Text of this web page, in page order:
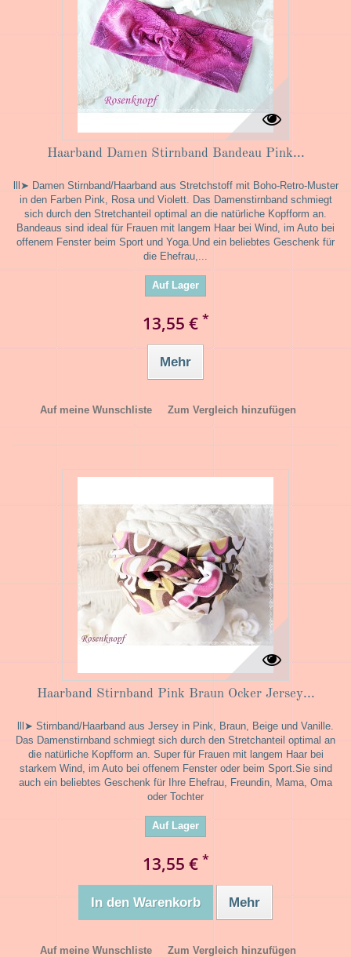
Haarband Damen Stirnband Bandeau Pink...
lll➤ Damen Stirnband/Haarband aus Stretchstoff mit Boho-Retro-Muster
in den Farben Pink, Rosa und Violett. Das Damenstirnband schmiegt
sich durch den Stretchanteil optimal an die natürliche Kopfform an.
Bandeaus sind ideal für Frauen mit langem Haar bei Wind, im Auto bei
offenem Fenster beim Sport und Yoga.Und ein beliebtes Geschenk für
die Ehefrau,...
Auf Lager
13,55 € *
Mehr
Auf meine Wunschliste Zum Vergleich hinzufügen
Haarband Stirnband Pink Braun Ocker Jersey...
lll➤ Stirnband/Haarband aus Jersey in Pink, Braun, Beige und Vanille.
Das Damenstirnband schmiegt sich durch den Stretchanteil optimal an
die natürliche Kopfform an. Super für Frauen mit langem Haar bei
starkem Wind, im Auto bei offenem Fenster oder beim Sport.Sie sind
auch ein beliebtes Geschenk für Ihre Ehefrau, Freundin, Mama, Oma
oder Tochter
Auf Lager
13,55 € *
In den Warenkorb Mehr
Auf meine Wunschliste Zum Vergleich hinzufügen